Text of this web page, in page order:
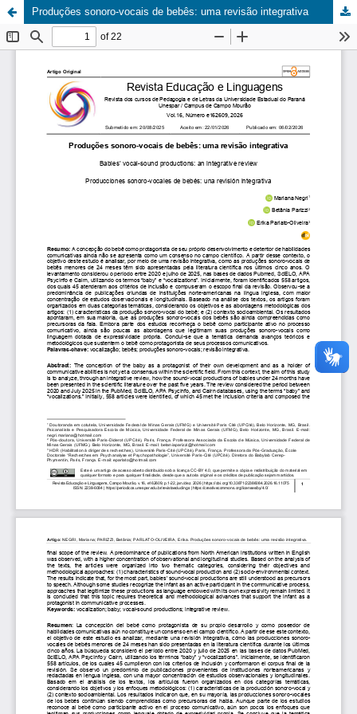
Produções sonoro-vocais de bebês: uma revisão integrativa